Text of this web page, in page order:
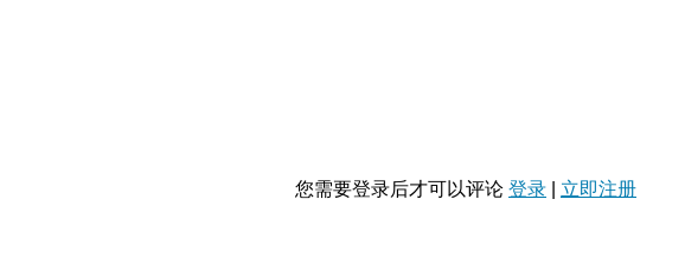
您需要登录后才可以评论 登录 立即注册